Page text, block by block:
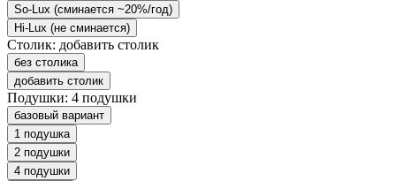
So-Lux (cминается ~20%/год)
Hi-Lux (не сминается)
Столик: добавить столик
без столика
добавить столик
Подушки: 4 подушки
базовый вариант
1 подушка
2 подушки
4 подушки